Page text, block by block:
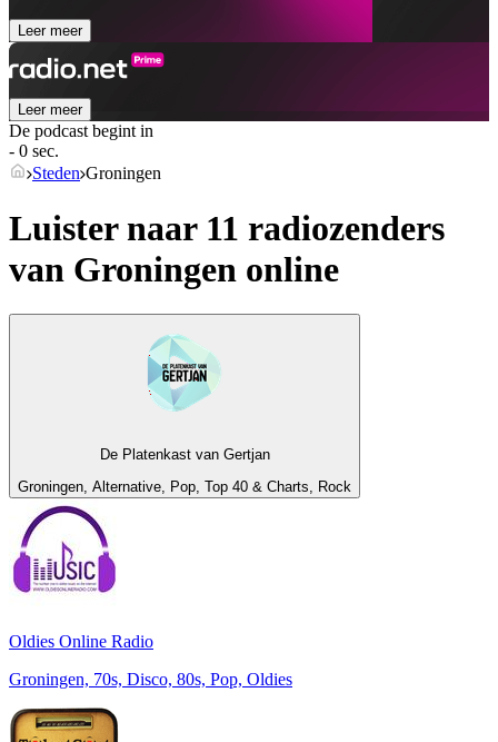
Leer meer
Leer meer
De podcast begint in
- 0 sec.
Steden Groningen
Luister naar 11 radiozenders
van Groningen online
De Platenkast van Gertjan
Groningen, Alternative, Pop, Top 40 & Charts, Rock
Oldies Online Radio
Groningen, 70s, Disco, 80s, Pop, Oldies